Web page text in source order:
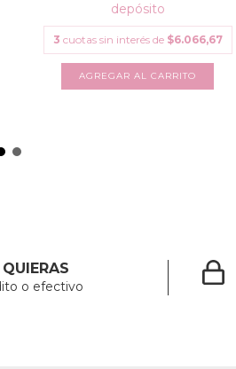
depósito
3 cuotas sin interés de $6.066,67
o efectivo